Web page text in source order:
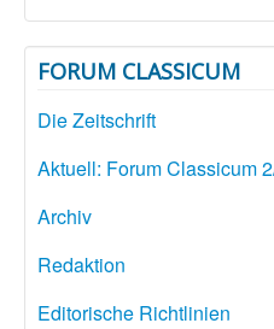
FORUM CLASSICUM
Die Zeitschrift
Aktuell: Forum Classicum
Archiv
Redaktion
Editorische Richtlinien